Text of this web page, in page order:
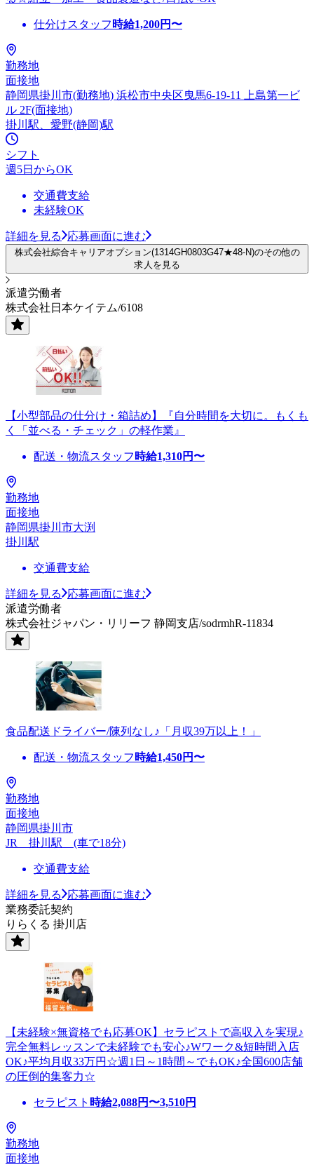
仕分けスタッフ 時給1,200円〜
勤務地
面接地
静岡県掛川市(勤務地) 浜松市中央区曳馬6-19-11 上島第一ビ
ル 2F(面接地)
掛川駅、愛野(静岡)駅
シフト
週5日からOK
交通費支給
未経験OK
詳細を見る 応募画面に進む
株式会社綜合キャリアオプション(1314GH0803G47★48-N)のその他の
求人を見る
派遣労働者
株式会社日本ケイテム/6108
【小型部品の仕分け・箱詰め】『自分時間を大切に。もくも
く「並べる・チェック」の軽作業』
配送・物流スタッフ 時給1,310円〜
勤務地
面接地
静岡県掛川市大渕
掛川駅
交通費支給
詳細を見る
応募画面に進む
派遣労働者
株式会社ジャパン・リリーフ 静岡支店/sodrmhR-11834
食品配送ドライバー/陳列なし♪「月収39万以上！」
配送・物流スタッフ 時給1,450円〜
勤務地
面接地
静岡県掛川市
JR 掛川駅 (車で18分)
交通費支給
詳細を見る
応募画面に進む
業務委託契約
りらくる 掛川店
【未経験×無資格でも応募OK】セラピストで高収入を実現♪
完全無料レッスンで未経験でも安心♪Wワーク&短時間入店
OK♪平均月収33万円☆週1日～1時間～でもOK♪全国600店舗
の圧倒的集客力☆
セラピスト 時給2,088円〜3,510円
勤務地
面接地